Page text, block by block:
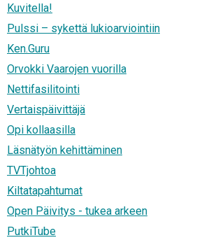
Kuvitella!
Pulssi – sykettä lukioarviointiin
Ken.Guru
Orvokki Vaarojen vuorilla
Nettifasilitointi
Vertaispäivittäjä
Opi kollaasilla
Läsnätyön kehittäminen
TVTjohtoa
Kiltatapahtumat
Open Päivitys - tukea arkeen
PutkiTube